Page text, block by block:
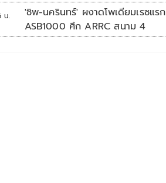
น.
'ชิพ-นครินทร์' ผงาดโพเดียมเรซแรก
ASB1000 ศึก ARRC สนาม 4